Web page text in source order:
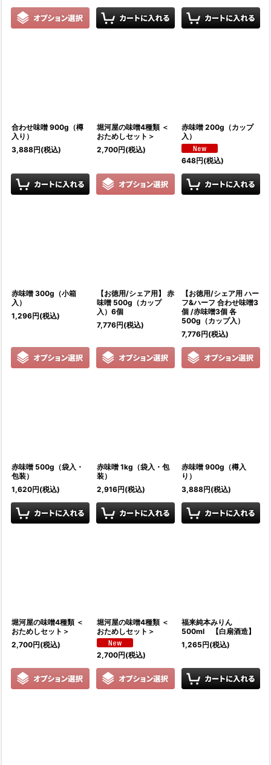
合わせ味噌 900g（樽
入り）
3,888円(税込)
堀河屋の味噌4種類 ＜
おためしセット＞
2,700円(税込)
赤味噌 200g（カップ
入）
648円(税込)
赤味噌 300g（小箱
入）
1,296円(税込)
【お徳用/シェア用】 赤
味噌 500g（カップ
入）6個
7,776円(税込)
【お徳用/シェア用 ハー
フ&ハーフ 合わせ味噌3
個 /赤味噌3個 各
500g（カップ入）
7,776円(税込)
赤味噌 500g（袋入・
包装）
1,620円(税込)
赤味噌 1kg（袋入・包
装）
2,916円(税込)
赤味噌 900g（樽入
り）
3,888円(税込)
堀河屋の味噌4種類 ＜
おためしセット＞
2,700円(税込)
堀河屋の味噌4種類 ＜
おためしセット＞
2,700円(税込)
福来純本みりん
500ml 【白扇酒造】
1,265円(税込)